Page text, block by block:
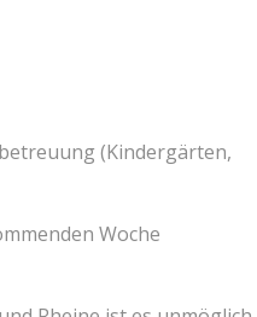
(Kindergärten,
Woche